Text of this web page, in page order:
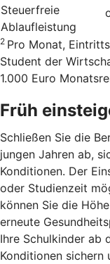
Steuerfreie
Ablaufleistung
2 Pro Monat,
Student der
1.000 Euro
Früh
Schließen Sie die
jungen Jahren ab,
Konditionen. Der
oder Studienzeit
können Sie die
erneute
Ihre Schulkinder ab
Konditionen sichern